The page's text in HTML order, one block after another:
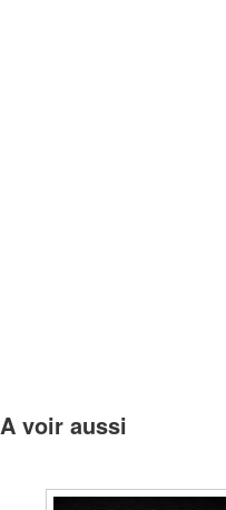
A voir aussi